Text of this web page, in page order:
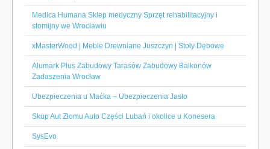
Medica Humana Sklep medyczny Sprzęt rehabilitacyjny i
stomijny we Wrocławiu
xMasterWood | Meble Drewniane Juszczyn | Stoły Dębowe
Alumark Plus Zabudowy Tarasów Zabudowy Balkonów
Zadaszenia Wrocław
Ubezpieczenia u Maćka – Ubezpieczenia Jasło
Skup Aut Złomu Auto Części Lubań i okolice u Konesera
SysEvo